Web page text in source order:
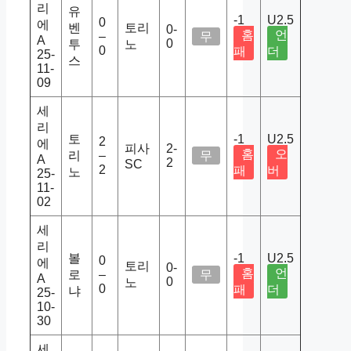
리
에
A
25-
11-
09
유
벤
투
스
0
–
0
토리
노
0-
0
무
-1
홈
패
U2.5
언
더
세
리
에
A
25-
11-
02
토
리
노
2
–
2
피사
SC
2-
2
무
-1
홈
패
U2.5
오
버
세
리
에
A
25-
10-
30
볼
로
냐
0
–
0
토리
노
0-
0
무
-1
홈
패
U2.5
언
더